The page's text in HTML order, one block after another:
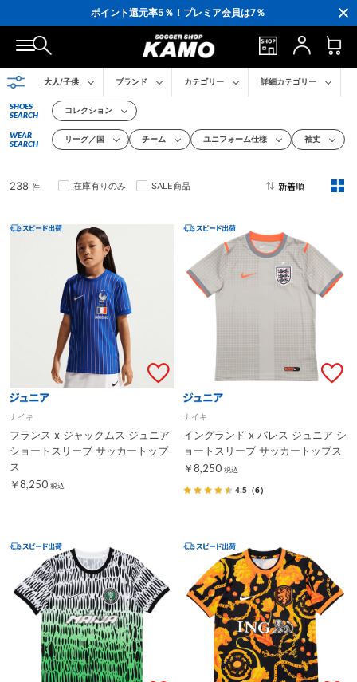
会員の方にはお誕生月に「10％OFFクーポン」プレゼント！
16,000円(税込)以上でシューズケースプレゼント！
3,300円(税込)以上で送料無料！
大人/子供 ブランド カテゴリー 詳細カテゴリー
SHOES
SEARCH
コレクション
WEAR
SEARCH
リーグ／国 チーム ユニフォーム仕様 袖丈
238 件 在庫有りのみ SALE商品
ナイキ
フランス x ジャックムス ジュニア
ショートスリーブ サッカートップ
ス
￥8,250 税込
ナイキ
イングランド x パレス ジュニア シ
ョートスリーブ サッカートップス
￥8,250 税込
4.5 （6）